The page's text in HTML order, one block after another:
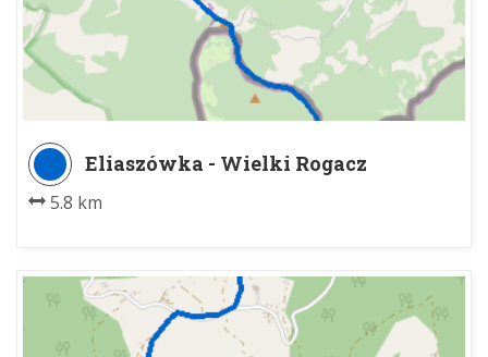
Eliaszówka - Wielki Rogacz
5.8 km